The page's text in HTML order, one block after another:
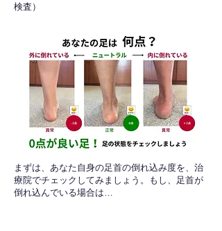
検査）​
​まずは、あなた自身の足首の倒れ込み度を、治
療院でチェックしてみましょう。もし、足首が
倒れ込んでいる場合は…